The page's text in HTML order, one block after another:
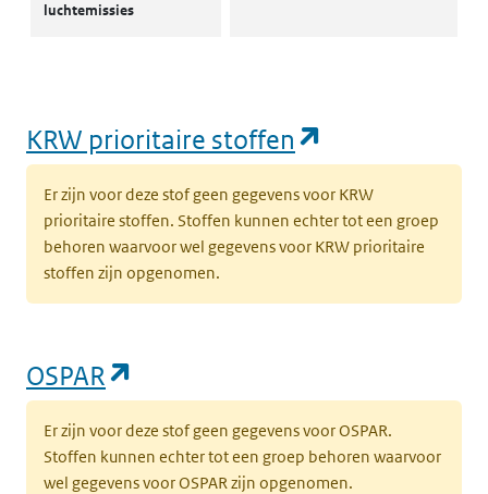
luchtemissies
KRW prioritaire stoffen
Er zijn voor deze stof geen gegevens voor KRW
prioritaire stoffen. Stoffen kunnen echter tot een groep
behoren waarvoor wel gegevens voor KRW prioritaire
stoffen zijn opgenomen.
OSPAR
Er zijn voor deze stof geen gegevens voor OSPAR.
Stoffen kunnen echter tot een groep behoren waarvoor
wel gegevens voor OSPAR zijn opgenomen.